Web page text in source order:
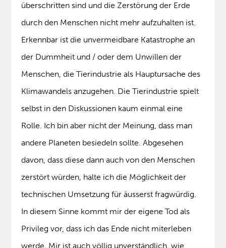
überschritten sind und die Zerstörung der Erde
durch den Menschen nicht mehr aufzuhalten ist.
Erkennbar ist die unvermeidbare Katastrophe an
der Dummheit und / oder dem Unwillen der
Menschen, die Tierindustrie als Hauptursache des
Klimawandels anzugehen. Die Tierindustrie spielt
selbst in den Diskussionen kaum einmal eine
Rolle. Ich bin aber nicht der Meinung, dass man
andere Planeten besiedeln sollte. Abgesehen
davon, dass diese dann auch von den Menschen
zerstört würden, halte ich die Möglichkeit der
technischen Umsetzung für äusserst fragwürdig.
In diesem Sinne kommt mir der eigene Tod als
Privileg vor, dass ich das Ende nicht miterleben
werde. Mir ist auch völlig unverständlich, wie